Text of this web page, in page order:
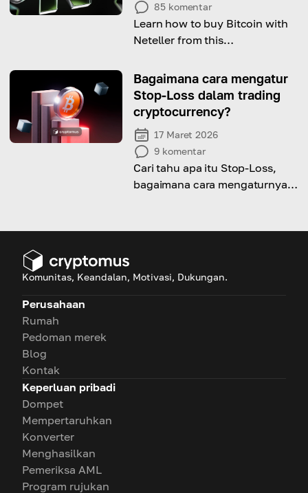
85 komentar
Learn how to buy Bitcoin with
Neteller from this
Bagaimana cara mengatur
Stop-Loss dalam trading
cryptocurrency?
17 Maret 2026
9 komentar
Cari tahu apa itu Stop-Loss,
bagaimana cara mengaturnya,
Komunitas, Keandalan, Motivasi, Dukungan.
Perusahaan
Rumah
Pedoman merek
Blog
Kontak
Keperluan pribadi
Dompet
Mempertaruhkan
Konverter
Menghasilkan
Pemeriksa AML
Program rujukan